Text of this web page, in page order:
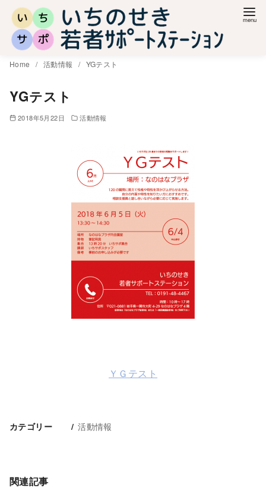
Home 活動情報 YGテスト
YGテスト
2018年5月22日 活動情報
ＹＧテスト
カテゴリー 活動情報
関連記事